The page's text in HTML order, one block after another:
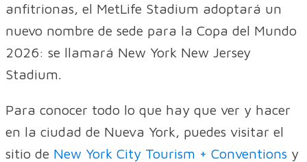
anfitrionas, el MetLife Stadium adoptará un
nuevo nombre de sede para la Copa del Mundo
2026: se llamará New York New Jersey
Stadium.
Para conocer todo lo que hay que ver y hacer
en la ciudad de Nueva York, puedes visitar el
sitio de New York City Tourism + Conventions y